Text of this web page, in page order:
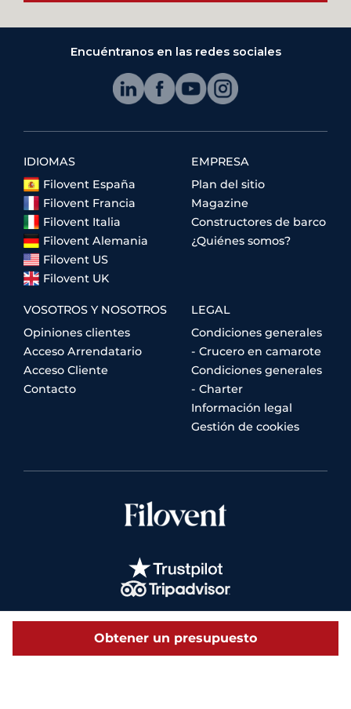
Obtener un presupuesto
Encuéntranos en las redes sociales
IDIOMAS
Filovent España
Filovent Francia
Filovent Italia
Filovent Alemania
Filovent US
Filovent UK
EMPRESA
Plan del sitio
Magazine
Constructores de barco
¿Quiénes somos?
VOSOTROS Y NOSOTROS
Opiniones clientes
Acceso Arrendatario
Acceso Cliente
Contacto
LEGAL
Condiciones generales
- Crucero en camarote
Condiciones generales
- Charter
Información legal
Gestión de cookies
© 2026 Filovent